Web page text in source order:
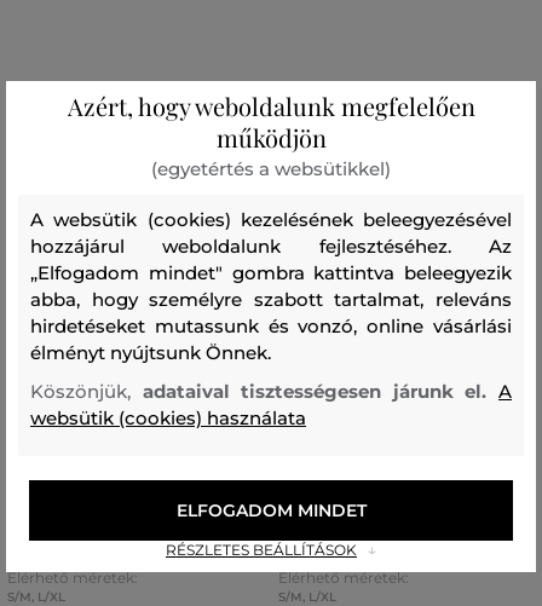
18 190 Ft
Elérhető méretek:
S/M L/XL
AKCIÓ -30%
Elérhető méretek:
S/M L/XL
Azért, hogy weboldalunk megfelelően
működjön
(egyetértés a websütikkel)
A websütik (cookies) kezelésének beleegyezésével
hozzájárul weboldalunk fejlesztéséhez. Az
„Elfogadom mindet" gombra kattintva beleegyezik
abba, hogy személyre szabott tartalmat, releváns
hirdetéseket mutassunk és vonzó, online vásárlási
élményt nyújtsunk Önnek.
Köszönjük, adataival tisztességesen járunk el.A
websütik (cookies) használata
RÉSZLETES BEÁLLÍTÁSOK
ELFOGADOM MINDET